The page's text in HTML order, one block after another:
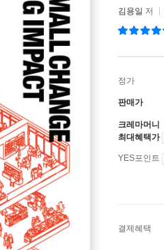
김용일 저
정가
판매가
크레마머니
최대혜택가
YES포인트
결제혜택